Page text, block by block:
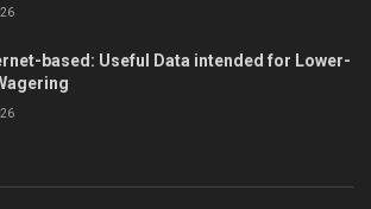
based: Useful Data intended for Lower-